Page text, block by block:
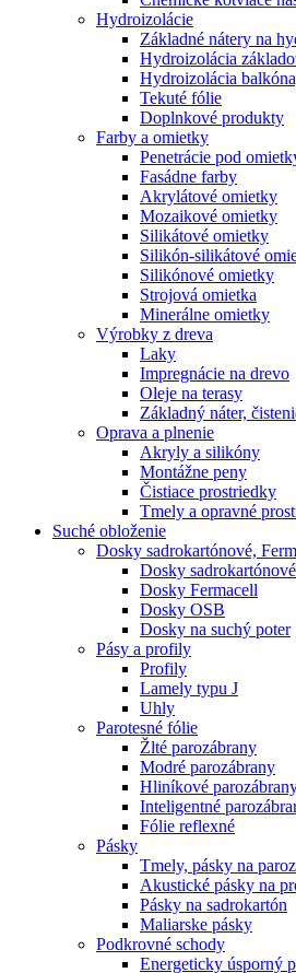
Hydroizolácie
Základné nátery na
Hydroizolácia
Hydroizolácia
Tekuté fólie
Doplnkové produkty
Farby a omietky
Penetrácie pod
Fasádne farby
Akrylátové omietky
Mozaikové omietky
Silikátové omietky
Silikón-silikátové
Silikónové omietky
Strojová omietka
Minerálne omietky
Výrobky z dreva
Laky
Impregnácie na drevo
Oleje na terasy
Základný náter,
Oprava a plnenie
Akryly a silikóny
Montážne peny
Čistiace prostriedky
Tmely a opravné
Suché obloženie
Dosky sadrokartónové,
Dosky sadrokartónové
Dosky Fermacell
Dosky OSB
Dosky na suchý poter
Pásy a profily
Profily
Lamely typu J
Uhly
Parotesné fólie
Žlté parozábrany
Modré parozábrany
Hliníkové
Inteligentné
Fólie reflexné
Pásky
Tmely, pásky na
Akustické pásky na
Pásky na sadrokartón
Maliarske pásky
Podkrovné schody
Energeticky úsporný